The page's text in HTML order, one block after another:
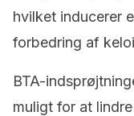
hvilket inducerer
forbedring af
BTA-
muligt for at